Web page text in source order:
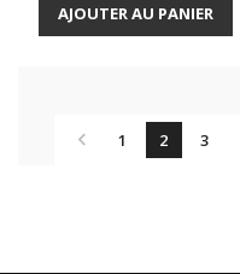
AJOUTER AU PANIER
 1 2 3